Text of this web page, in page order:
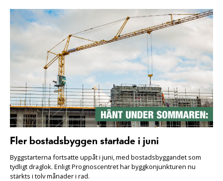
Fler bostadsbyggen startade i juni
Byggstarterna fortsatte uppåt i juni, med bostadsbyggandet som
tydligt draglok. Enligt Prognoscentret har byggkonjunkturen nu
stärkts i tolv månader i rad.